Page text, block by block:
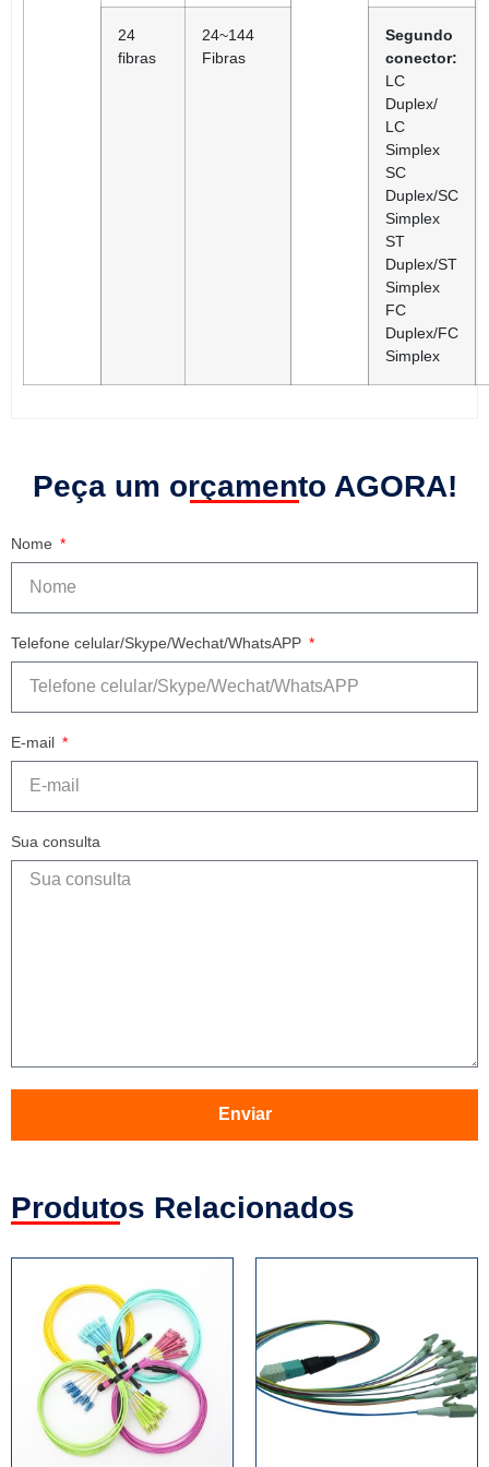
24
fibras
24~144
Fibras
Segundo
conector:
LC
Duplex/
LC
Simplex
SC
Duplex/SC
Simplex
ST
Duplex/ST
Simplex
FC
Duplex/FC
Simplex
Peça um orçamento AGORA!
Nome
Telefone celular/Skype/Wechat/WhatsAPP
E-mail
Sua consulta
Enviar
Produtos Relacionados